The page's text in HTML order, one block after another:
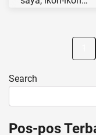
Search
Pos-pos